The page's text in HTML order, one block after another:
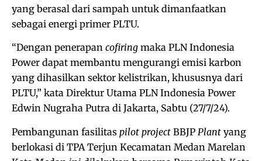
yang berasal dari sampah untuk dimanfaatkan
sebagai energi primer PLTU.
“Dengan penerapan cofiring maka PLN Indonesia
Power dapat membantu mengurangi emisi karbon
yang dihasilkan sektor kelistrikan, khususnya dari
PLTU,” kata Direktur Utama PLN Indonesia Power
Edwin Nugraha Putra di Jakarta, Sabtu (27/7/24).
Pembangunan fasilitas pilot project BBJP Plant yang
berlokasi di TPA Terjun Kecamatan Medan Marelan